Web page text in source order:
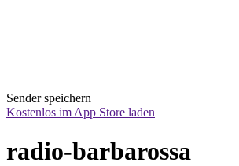
Sender speichern
Kostenlos im App Store laden
radio-barbarossa